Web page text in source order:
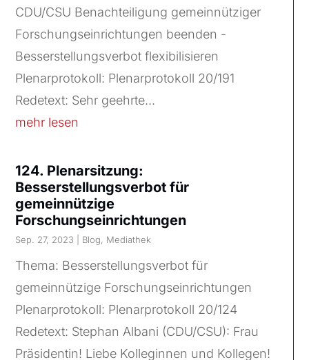
CDU/CSU Benachteiligung gemeinnütziger
Forschungseinrichtungen beenden -
Besserstellungsverbot flexibilisieren
Plenarprotokoll: Plenarprotokoll 20/191
Redetext: Sehr geehrte...
mehr lesen
124. Plenarsitzung:
Besserstellungsverbot für
gemeinnützige
Forschungseinrichtungen
Sep. 27, 2023 Blog, Mediathek
Thema: Besserstellungsverbot für
gemeinnützige Forschungseinrichtungen
Plenarprotokoll: Plenarprotokoll 20/124
Redetext: Stephan Albani (CDU/CSU): Frau
Präsidentin! Liebe Kolleginnen und Kollegen!